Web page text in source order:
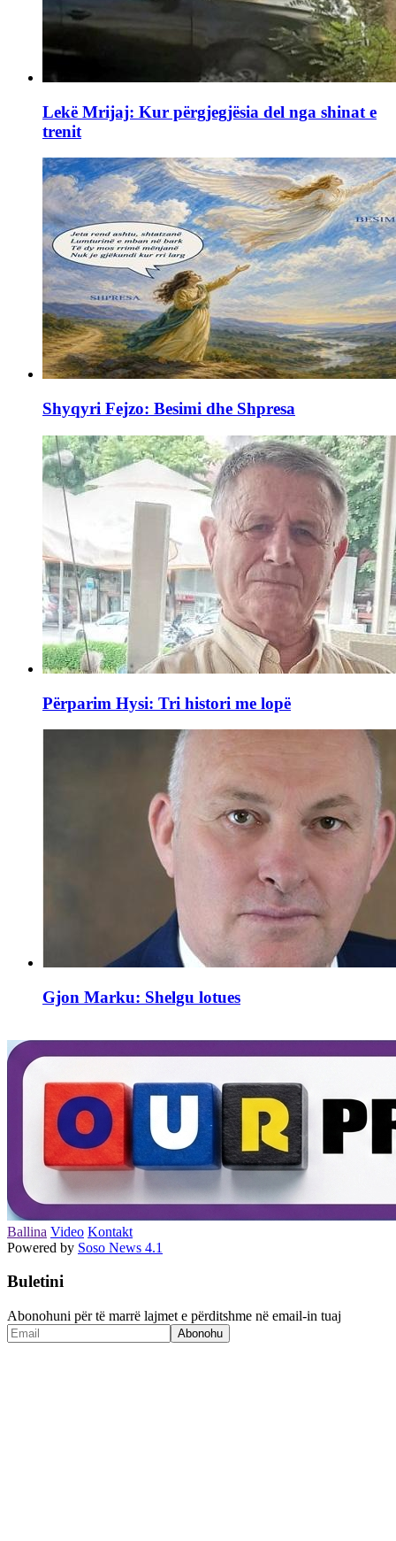
Lekë Mrijaj: Kur përgjegjësia del nga shinat e
trenit
Shyqyri Fejzo: Besimi dhe Shpresa
Përparim Hysi: Tri histori me lopë
Gjon Marku: Shelgu lotues
Ballina Video Kontakt
Powered by Soso News 4.1
Buletini
Abonohuni për të marrë lajmet e përditshme në email-in tuaj
Abonohu